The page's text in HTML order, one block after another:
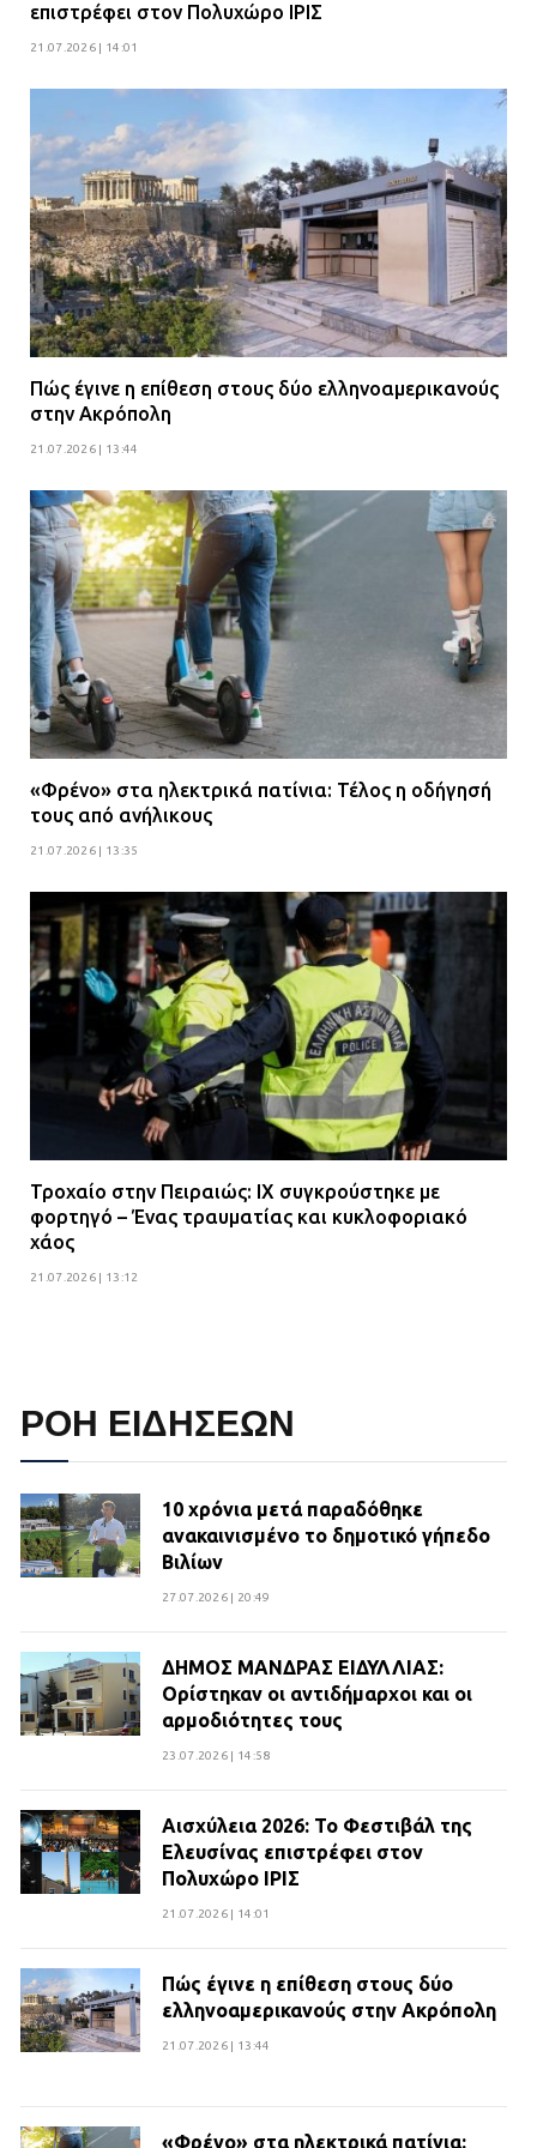
επιστρέφει στον Πολυχώρο ΙΡΙΣ
21.07.2026 | 14:01
Πώς έγινε η επίθεση στους δύο ελληνοαμερικανούς
στην Ακρόπολη
21.07.2026 | 13:44
«Φρένο» στα ηλεκτρικά πατίνια: Τέλος η οδήγησή
τους από ανήλικους
21.07.2026 | 13:35
Τροχαίο στην Πειραιώς: ΙΧ συγκρούστηκε με
φορτηγό – Ένας τραυματίας και κυκλοφοριακό
χάος
21.07.2026 | 13:12
ΡΟΗ ΕΙΔΗΣΕΩΝ
10 χρόνια μετά παραδόθηκε
ανακαινισμένο το δημοτικό γήπεδο
Βιλίων
27.07.2026 | 20:49
ΔΗΜΟΣ ΜΑΝΔΡΑΣ ΕΙΔΥΛΛΙΑΣ:
Ορίστηκαν οι αντιδήμαρχοι και οι
αρμοδιότητες τους
23.07.2026 | 14:58
Αισχύλεια 2026: Το Φεστιβάλ της
Ελευσίνας επιστρέφει στον
Πολυχώρο ΙΡΙΣ
21.07.2026 | 14:01
Πώς έγινε η επίθεση στους δύο
ελληνοαμερικανούς στην Ακρόπολη
21.07.2026 | 13:44
«Φρένο» στα ηλεκτρικά πατίνια: